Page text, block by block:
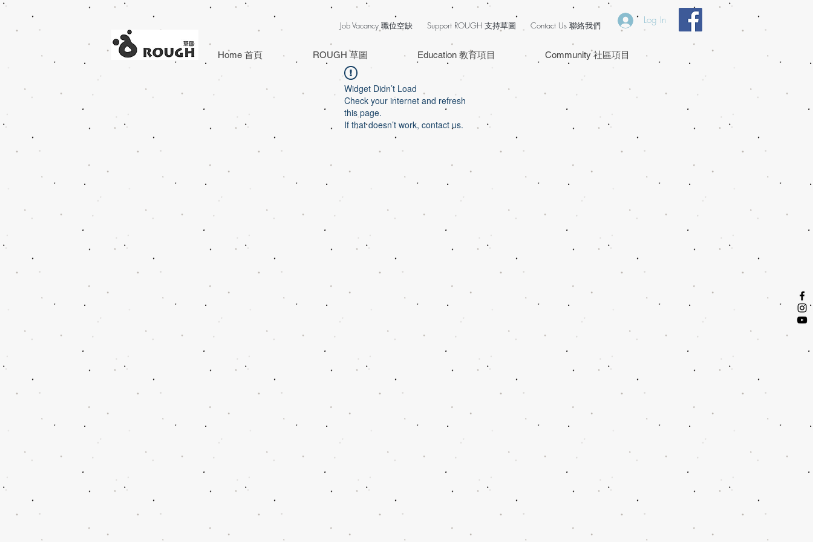
Home 首頁 ROUGH 草圖 Education 教育項目 Community 社區項目
Job Vacancy 職位空缺 Support ROUGH 支持草圖 Contact Us 聯絡我們 Log In
Widget Didn’t Load
Check your internet and refresh
this page.
If that doesn’t work, contact us.